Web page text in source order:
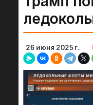
26 июня 2025 г.